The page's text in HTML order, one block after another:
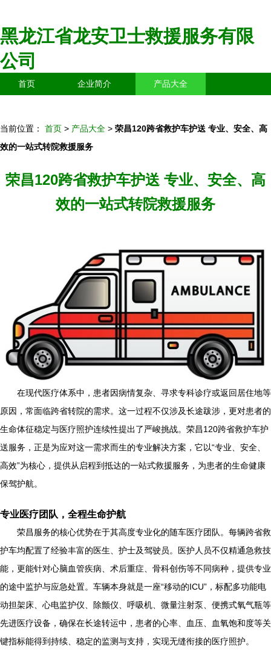
黑龙江省龙安卫士救援服务有限
公司
首页 企业简介 产品大全
当前位置： 首页 > 产品大全 > 荣昌120跨省救护车护送 专业、安全、高
效的一站式转院救援服务
荣昌120跨省救护车护送 专业、安全、高
效的一站式转院救援服务
在现代医疗体系中，患者因病情复杂、寻求专科诊疗或返回居住地等
原因，常面临跨省转院的需求。这一过程不仅涉及长途跋涉，更对患者的
生命体征稳定与医疗照护连续性提出了严峻挑战。荣昌120跨省救护车护
送服务，正是为应对这一需求而生的专业解决方案，它以“专业、安全、
高效”为核心，提供从启程到抵达的一站式救援服务，为患者的生命健康
保驾护航。
专业医疗团队，全程生命护航
荣昌服务的核心优势在于其高度专业化的随车医疗团队。每辆跨省救
护车均配置了经验丰富的医生、护士及驾驶员。医护人员不仅精通急救技
能，更能针对心脑血管疾病、术后重症、骨科创伤等不同病种，提供专业
的途中监护与应急处置。车辆本身就是一座“移动的ICU”，标配多功能电
动担架床、心电监护仪、除颤仪、呼吸机、微量注射泵、便携式氧气瓶等
先进医疗设备，确保在长途转运中，患者的心率、血压、血氧饱和度等关
键指标能得到持续、稳定的监测与支持，实现无缝衔接的医疗照护。